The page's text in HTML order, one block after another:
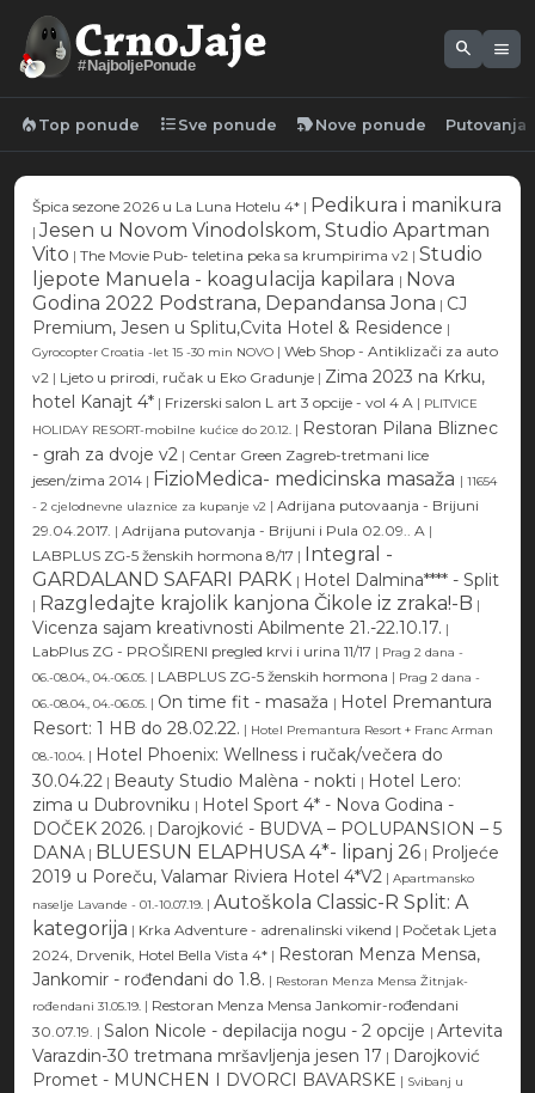
#NajboljePonude
search menu
local_fire_department Top ponude format_list_bulleted Sve ponude new_label Nove ponude Putovanja
Špica sezone 2026 u La Luna Hotelu 4* | Pedikura i manikura
| Jesen u Novom Vinodolskom, Studio Apartman
Vito | The Movie Pub- teletina peka sa krumpirima v2 | Studio
ljepote Manuela - koagulacija kapilara | Nova
Godina 2022 Podstrana, Depandansa Jona | CJ
Premium, Jesen u Splitu,Cvita Hotel & Residence |
Gyrocopter Croatia -let 15 -30 min NOVO | Web Shop - Antiklizači za auto
v2 | Ljeto u prirodi, ručak u Eko Gradunje | Zima 2023 na Krku,
hotel Kanajt 4* | Frizerski salon L art 3 opcije - vol 4 A | PLITVICE
HOLIDAY RESORT-mobilne kućice do 20.12. | Restoran Pilana Bliznec
- grah za dvoje v2 | Centar Green Zagreb-tretmani lice
jesen/zima 2014 | FizioMedica- medicinska masaža | 11654
- 2 cjelodnevne ulaznice za kupanje v2 | Adrijana putovaanja - Brijuni
29.04.2017. | Adrijana putovanja - Brijuni i Pula 02.09.. A |
LABPLUS ZG-5 ženskih hormona 8/17 |
Integral -
GARDALAND SAFARI PARK | Hotel Dalmina**** - Split
| Razgledajte krajolik kanjona Čikole iz zraka!-B |
Vicenza sajam kreativnosti Abilmente 21.-22.10.17. |
LabPlus ZG - PROŠIRENI pregled krvi i urina 11/17 | Prag 2 dana -
06.-08.04., 04.-06.05. | LABPLUS ZG-5 ženskih hormona | Prag 2 dana -
06.-08.04., 04.-06.05. | On time fit - masaža | Hotel Premantura
Resort: 1 HB do 28.02.22. | Hotel Premantura Resort + Franc Arman
08.-10.04. | Hotel Phoenix: Wellness i ručak/večera do
30.04.22 | Beauty Studio Malèna - nokti | Hotel Lero:
zima u Dubrovniku | Hotel Sport 4* - Nova Godina -
DOČEK 2026. | Darojković - BUDVA – POLUPANSION – 5
DANA | BLUESUN ELAPHUSA 4*- lipanj 26 | Proljeće
2019 u Poreču, Valamar Riviera Hotel 4*V2 | Apartmansko
naselje Lavande - 01.-10.07.19. | Autoškola Classic-R Split: A
kategorija | Krka Adventure - adrenalinski vikend | Početak Ljeta
2024, Drvenik, Hotel Bella Vista 4* | Restoran Menza Mensa,
Jankomir - rođendani do 1.8. | Restoran Menza Mensa Žitnjak-
rođendani 31.05.19. | Restoran Menza Mensa Jankomir-rođendani
30.07.19. | Salon Nicole - depilacija nogu - 2 opcije | Artevita
Varazdin-30 tretmana mršavljenja jesen 17 | Darojković
Promet - MUNCHEN I DVORCI BAVARSKE | Svibanj u